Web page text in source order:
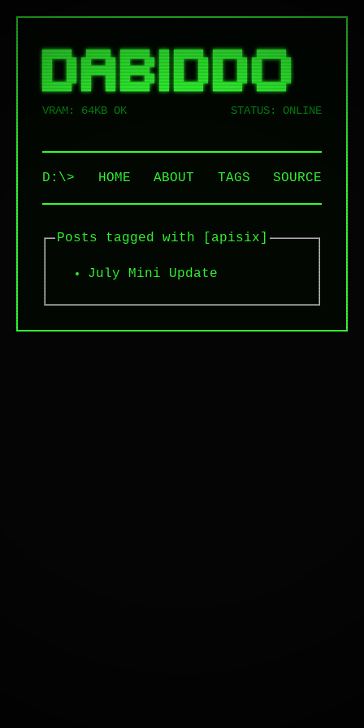
██████   █████  ██████  ██ ██████  ██████   ██████
██   ██ ██   ██ ██   ██ ██ ██   ██ ██   ██ ██    ██
██   ██ ███████ ██████  ██ ██   ██ ██   ██ ██    ██
██   ██ ██   ██ ██   ██ ██ ██   ██ ██   ██ ██    ██
VRAM: 64KB OK STATUS: ONLINE
D:\> HOME ABOUT TAGS SOURCE
Posts tagged with [apisix]
July Mini Update